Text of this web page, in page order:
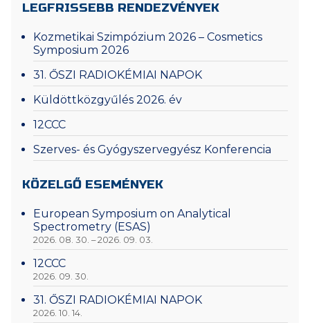
LEGFRISSEBB RENDEZVÉNYEK
Kozmetikai Szimpózium 2026 – Cosmetics
Symposium 2026
31. ŐSZI RADIOKÉMIAI NAPOK
Küldöttközgyűlés 2026. év
12CCC
Szerves- és Gyógyszervegyész Konferencia
KÖZELGŐ ESEMÉNYEK
European Symposium on Analytical
Spectrometry (ESAS)
2026. 08. 30. – 2026. 09. 03.
12CCC
2026. 09. 30.
31. ŐSZI RADIOKÉMIAI NAPOK
2026. 10. 14.